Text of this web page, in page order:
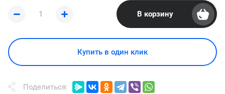
В корзину
Купить в один клик
Поделиться: